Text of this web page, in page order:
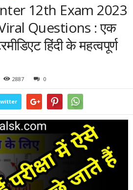
12th Exam 2023
Questions : एक
हिंदी के महत्वपूर्ण
2887 0